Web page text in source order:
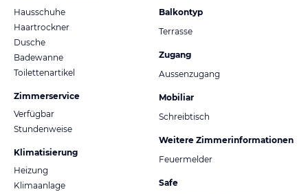
Hausschuhe
Haartrockner
Dusche
Badewanne
Toilettenartikel
Zimmerservice
Verfügbar
Stundenweise
Klimatisierung
Heizung
Klimaanlage
Balkontyp
Terrasse
Zugang
Aussenzugang
Mobiliar
Schreibtisch
Weitere Zimmerinformationen
Feuermelder
Safe